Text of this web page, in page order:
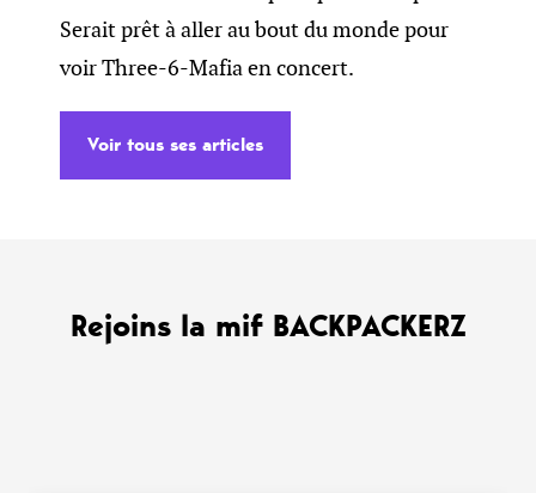
Serait prêt à aller au bout du monde pour
voir Three-6-Mafia en concert.
Voir tous ses articles
Rejoins la mif BACKPACKERZ